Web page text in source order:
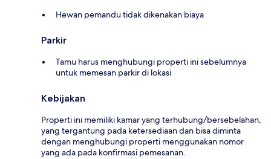
Hewan pemandu tidak dikenakan biaya
Parkir
Tamu harus menghubungi properti ini sebelumnya
untuk memesan parkir di lokasi
Kebijakan
Properti ini memiliki kamar yang terhubung/bersebelahan,
yang tergantung pada ketersediaan dan bisa diminta
dengan menghubungi properti menggunakan nomor
yang ada pada konfirmasi pemesanan.